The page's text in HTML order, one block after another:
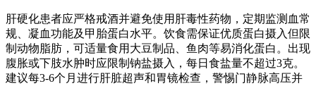
肝硬化患者应严格戒酒并避免使用肝毒性药物，定期监测血常
规、凝血功能及甲胎蛋白水平。饮食需保证优质蛋白摄入但限
制动物脂肪，可适量食用大豆制品、鱼肉等易消化蛋白。出现
腹胀或下肢水肿时应限制钠盐摄入，每日食盐量不超过3克。
建议每3-6个月进行肝脏超声和胃镜检查，警惕门静脉高压并